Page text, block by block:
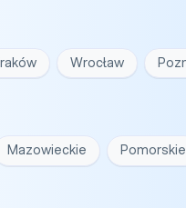
Wrocław
Mazowieckie Pomorskie